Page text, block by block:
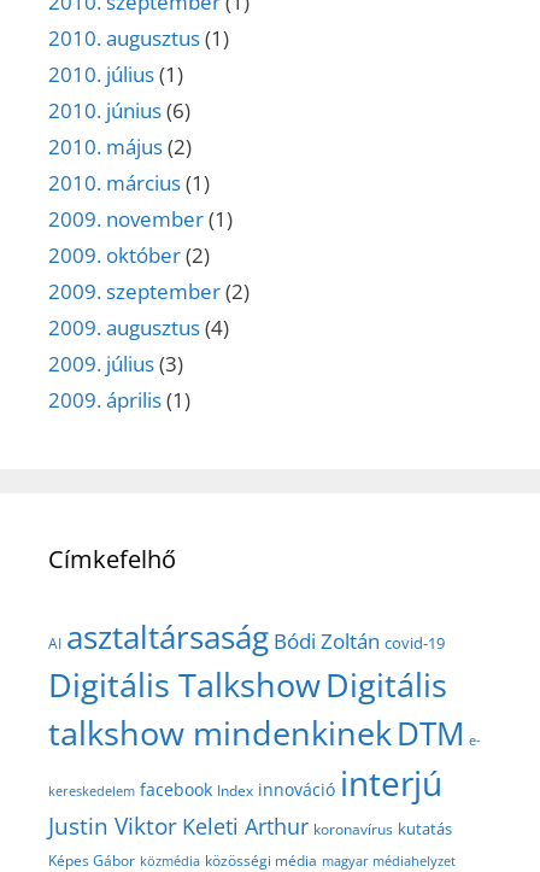
2010. augusztus(1)
2010. július(1)
2010. június(6)
2010. május(2)
2010. március(1)
2009. november(1)
2009. október(2)
2009. szeptember(2)
2009. augusztus(4)
2009. július(3)
2009. április(1)
Címkefelhő
AI asztaltársaság Bódi Zoltán covid-19
Digitális TalkshowDigitális
talkshow mindenkinekDTM e-
kereskedelem facebook Index innováció interjú
Justin Viktor Keleti Arthur koronavírus kutatás
Képes Gábor közmédia közösségi média magyar médiahelyzet